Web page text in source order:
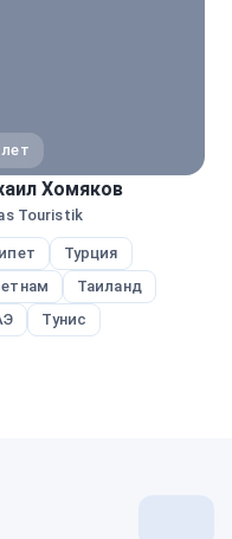
лет
Хомяков
Touristik
Турция
Таиланд
Тунис